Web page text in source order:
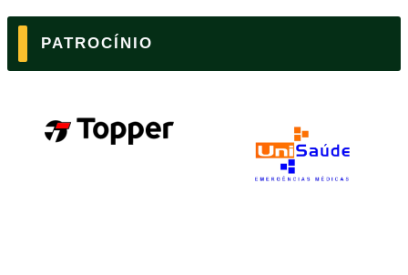
PATROCÍNIO